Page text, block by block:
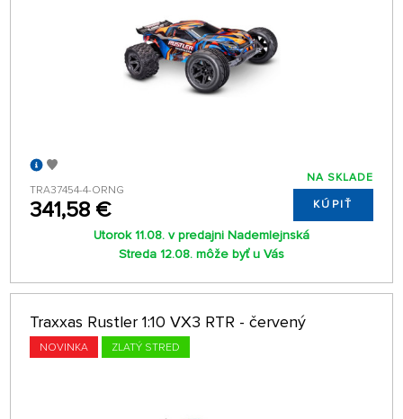
TRA37454-4-ORNG
341,58 €
NA SKLADE
KÚPIŤ
Utorok 11.08. v predajni Nademlejnská
Streda 12.08. môže byť u Vás
Traxxas Rustler 1:10 VX3 RTR - červený
NOVINKA ZLATÝ STRED